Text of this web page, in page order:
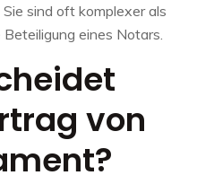
sind oft komplexer als
eines Notars.
von